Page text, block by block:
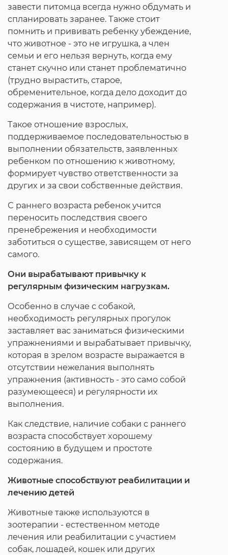
завести питомца всегда нужно обдумать и
спланировать заранее. Также стоит
помнить и прививать ребенку убеждение,
что животное - это не игрушка, а член
семьи и его нельзя вернуть, когда ему
станет скучно или станет проблематично
(трудно вырастить, старое,
обременительное, когда дело доходит до
содержания в чистоте, например).
Такое отношение взрослых,
поддерживаемое последовательностью в
выполнении обязательств, заявленных
ребенком по отношению к животному,
формирует чувство ответственности за
других и за свои собственные действия.
С раннего возраста ребенок учится
переносить последствия своего
пренебрежения и необходимости
заботиться о существе, зависящем от него
самого.
Они вырабатывают привычку к
регулярным физическим нагрузкам.
Особенно в случае с собакой,
необходимость регулярных прогулок
заставляет вас заниматься физическими
упражнениями и вырабатывает привычку,
которая в зрелом возрасте выражается в
отсутствии нежелания выполнять
упражнения (активность - это само собой
разумеющееся) и регулярности их
выполнения.
Как следствие, наличие собаки с раннего
возраста способствует хорошему
состоянию в будущем и простоте
содержания.
Животные способствуют реабилитации и
лечению детей
Животные также используются в
зоотерапии - естественном методе
лечения или реабилитации с участием
собак, лошадей, кошек или других